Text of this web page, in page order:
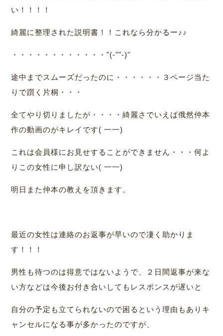
い！！！！
綺麗に整理された説明書！！これなら分かるー♪♪
・・・・・・・・・・・・"(-""-)"
途中までスムーズだったのに・・・・・・３ページ当た
りで躓く片桐・・・
全てやり切りましたが・・・・綺麗さでいえば俄然仲本
作の動画のがキレイです( 一一)
これは会員様にお見せすることができません・・・何よ
りこの女性に申し訳ない( 一一)
明日また仲本の教えを頂きます。
最近の女性は連絡のお返事が早いので凄く助かりま
す！！！
男性も待つのは得意ではないようで、２日間返事が来な
い方などは今後お付き合いしてもレスポンスが遅いと
自分の予定も立てられないので困るという理由もありキ
ャンセルになる事が多かったのですが、